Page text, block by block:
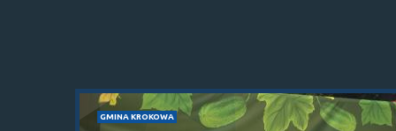
GMINA KROKOWA